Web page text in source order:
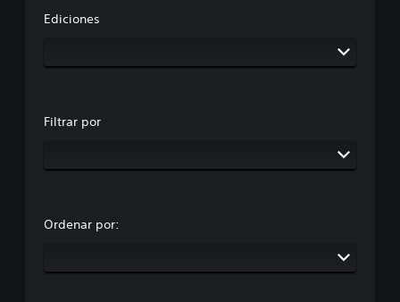
Ediciones
Filtrar por
Ordenar por: